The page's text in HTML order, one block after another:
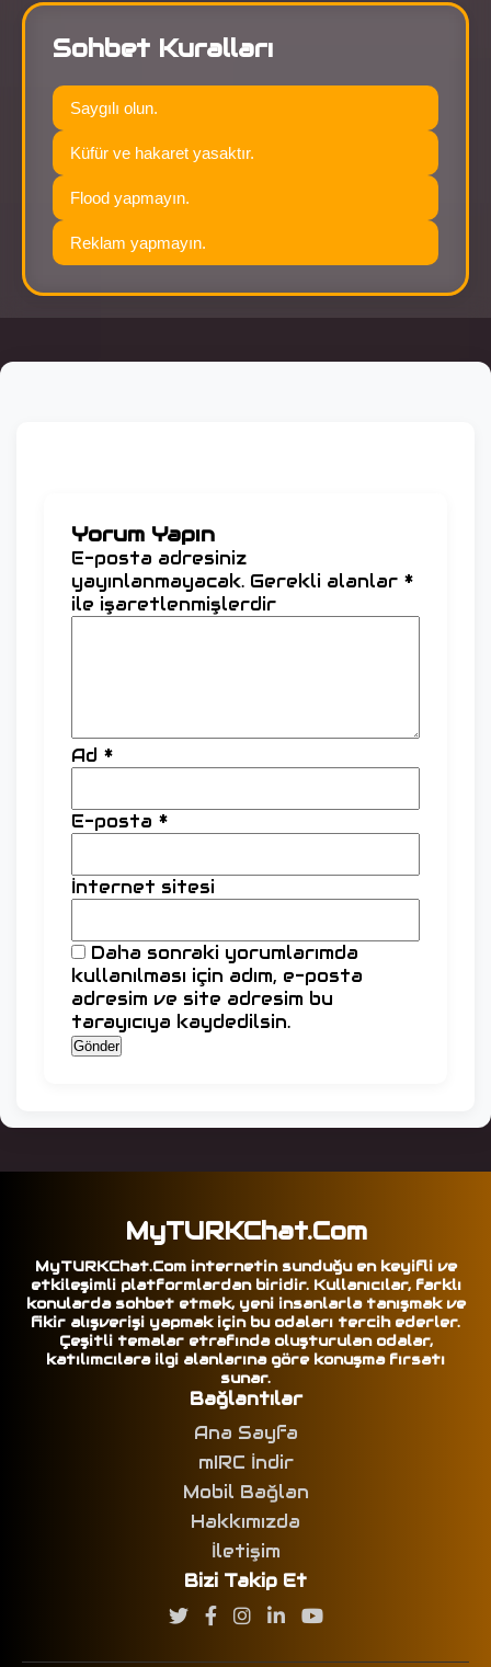
Sohbet Kuralları
Saygılı olun.
Küfür ve hakaret yasaktır.
Flood yapmayın.
Reklam yapmayın.
Yorum Yapın
E-posta adresiniz
yayınlanmayacak. Gerekli alanlar *
ile işaretlenmişlerdir
Ad *
E-posta *
İnternet sitesi
Daha sonraki yorumlarımda
kullanılması için adım, e-posta
adresim ve site adresim bu
tarayıcıya kaydedilsin.
MyTURKChat.Com
MyTURKChat.Com internetin sunduğu en keyifli ve
etkileşimli platformlardan biridir. Kullanıcılar, farklı
konularda sohbet etmek, yeni insanlarla tanışmak ve
fikir alışverişi yapmak için bu odaları tercih ederler.
Çeşitli temalar etrafında oluşturulan odalar,
katılımcılara ilgi alanlarına göre konuşma fırsatı
sunar.
Bağlantılar
Ana Sayfa
mIRC İndir
Mobil Bağlan
Hakkımızda
İletişim
Bizi Takip Et